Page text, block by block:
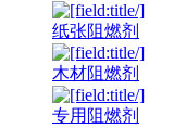
纸张阻燃剂
木材阻燃剂
专用阻燃剂